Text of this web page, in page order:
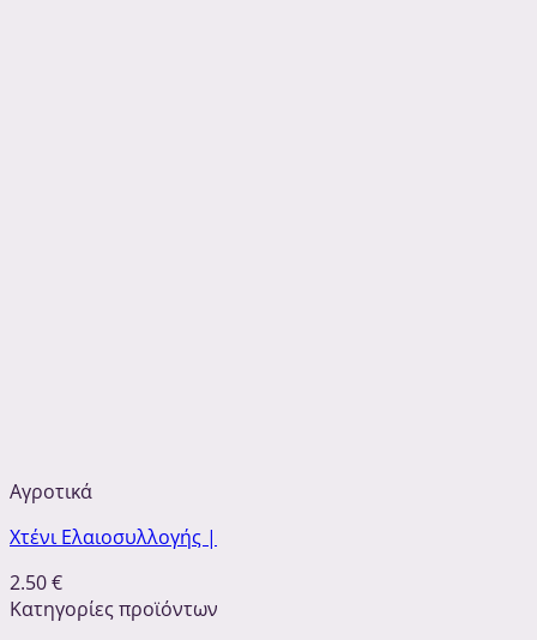
Αγροτικά
Χτένι Ελαιοσυλλογής |
2.50€
Κατηγορίες προϊόντων